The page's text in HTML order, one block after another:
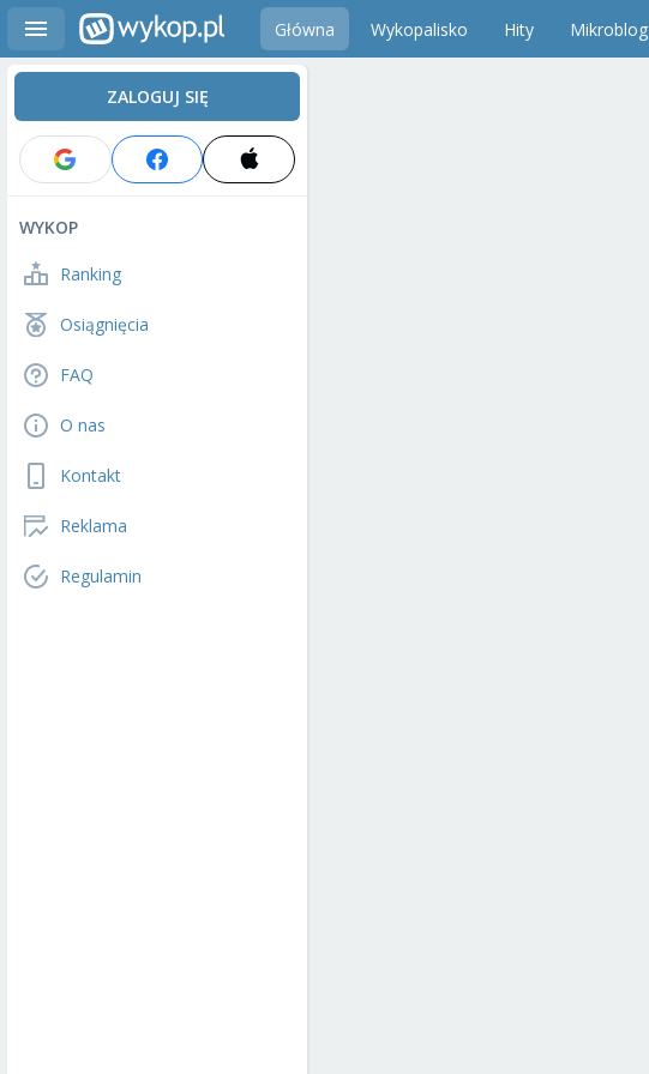
Główna Wykopalisko Hity Mikroblog
ZALOGUJ SIĘ
WYKOP
Ranking
Osiągnięcia
FAQ
O nas
Kontakt
Reklama
Regulamin